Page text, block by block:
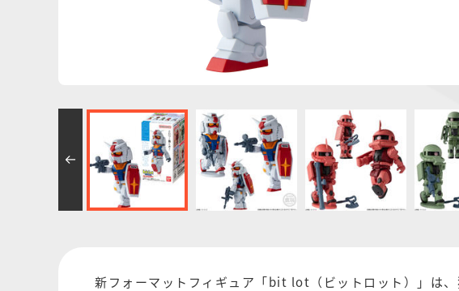
新フォーマットフィギュア「bit lot（ビットロット）」は